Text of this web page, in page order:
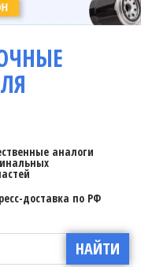
аналоги
доставка по РФ